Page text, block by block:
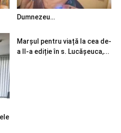
Dumnezeu…
Marșul pentru viață la cea de-
a II-a ediție în s. Lucășeuca,...